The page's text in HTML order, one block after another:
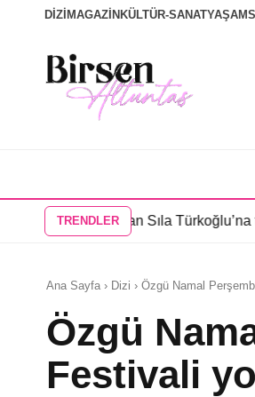
DİZİ MAGAZİN KÜLTÜR-SANATYAŞAM
TRENDLER
Sıla Türkoğlu’na teklif•Sahra
Ana Sayfa › Dizi › Özgü Namal
Özgü
Festivali